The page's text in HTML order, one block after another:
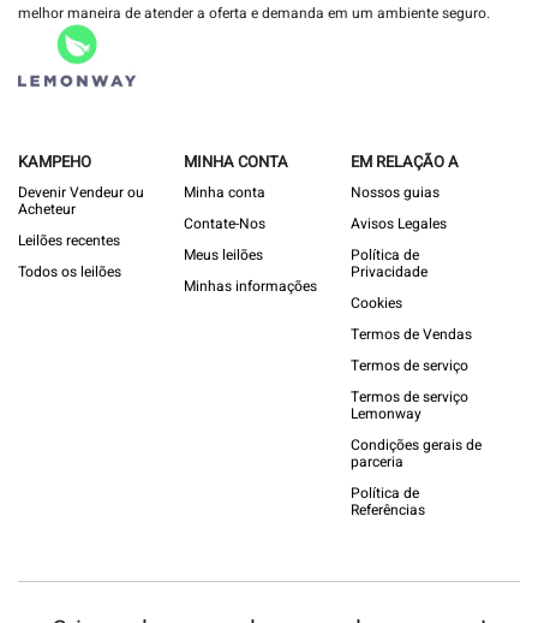
melhor maneira de atender a oferta e demanda em um ambiente seguro.
KAMPEHO
Devenir Vendeur ou
Acheteur
Leilões recentes
Todos os leilões
MINHA CONTA
Minha conta
Contate-Nos
Meus leilões
Minhas informações
EM RELAÇÃO A
Nossos guias
Avisos Legales
Política de
Privacidade
Cookies
Termos de Vendas
Termos de serviço
Termos de serviço
Lemonway
Condições gerais de
parceria
Política de
Referências